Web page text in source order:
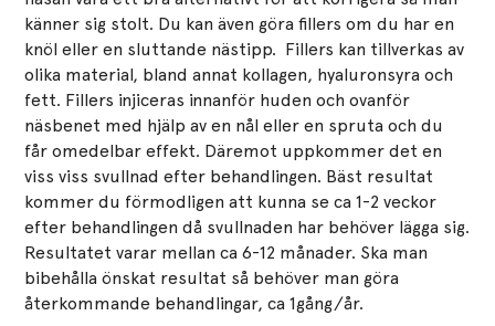
känner sig stolt. Du kan även göra fillers om du har en
knöl eller en sluttande nästipp. Fillers kan tillverkas av
olika material, bland annat kollagen, hyaluronsyra och
fett. Fillers injiceras innanför huden och ovanför
näsbenet med hjälp av en nål eller en spruta och du
får omedelbar effekt. Däremot uppkommer det en
viss viss svullnad efter behandlingen. Bäst resultat
kommer du förmodligen att kunna se ca 1-2 veckor
efter behandlingen då svullnaden har behöver lägga sig.
Resultatet varar mellan ca 6-12 månader. Ska man
bibehålla önskat resultat så behöver man göra
återkommande behandlingar, ca 1gång/år.